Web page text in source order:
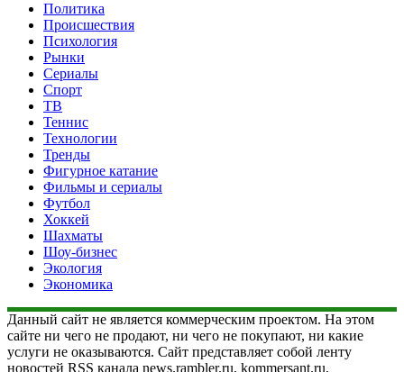
Политика
Происшествия
Психология
Рынки
Сериалы
Спорт
ТВ
Теннис
Технологии
Тренды
Фигурное катание
Фильмы и сериалы
Футбол
Хоккей
Шахматы
Шоу-бизнес
Экология
Экономика
Данный сайт не является коммерческим проектом. На этом
сайте ни чего не продают, ни чего не покупают, ни какие
услуги не оказываются. Сайт представляет собой ленту
новостей RSS канала news.rambler.ru, kommersant.ru,